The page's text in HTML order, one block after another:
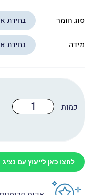
סוג חומר
מידה
כמות
של
לחצו כאן לייעוץ עם נציג